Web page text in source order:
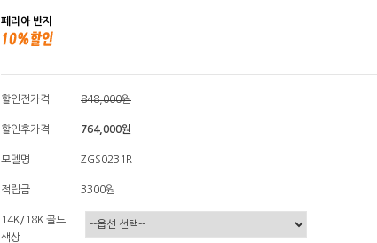
페리아 반지
할인전가격 848,000원
할인후가격 764,000원
모델명 ZGS0231R
적립금 3300원
14K/18K 골드
색상